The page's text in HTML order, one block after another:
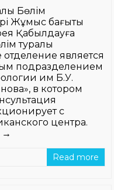
Бөлім
Жұмыс бағыты
Қабылдауға
туралы
является
подразделением
им Б.У.
в котором
с
центра.
→
Read more